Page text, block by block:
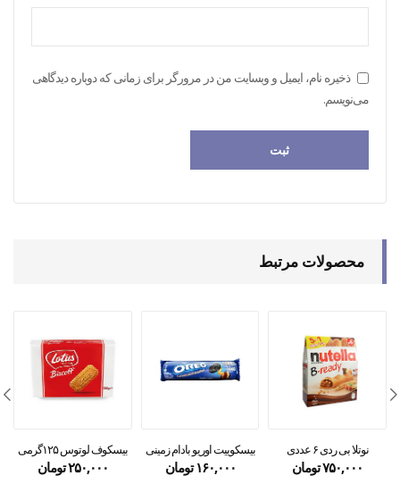
ذخیره نام، ایمیل و وبسایت من در مرورگر برای زمانی که دوباره دیدگاهی
می‌نویسم.
محصولات مرتبط
نوتلا بی ردی ۶ عددی
۷۵۰,۰۰۰تومان
بیسکوییت اوریو بادام زمینی
۱۶۰,۰۰۰ تومان
بیسکوف لوتوس ۱۲۵گرمی
۲۵۰,۰۰۰تومان